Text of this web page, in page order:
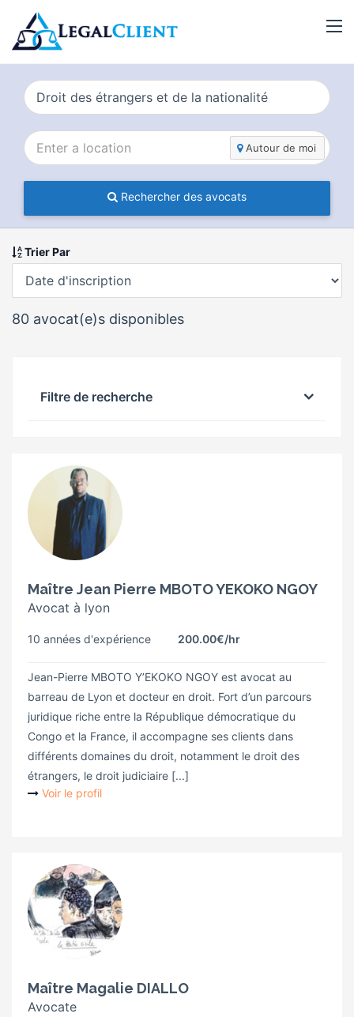
Autour de moi
Rechercher des avocats
Trier Par
80 avocat(e)s disponibles
Filtre de recherche
Maître Jean Pierre MBOTO YEKOKO NGOY
Avocat à lyon
10 années d'expérience 200.00€/hr
Jean-Pierre MBOTO Y’EKOKO NGOY est avocat au
barreau de Lyon et docteur en droit. Fort d’un parcours
juridique riche entre la République démocratique du
Congo et la France, il accompagne ses clients dans
différents domaines du droit, notamment le droit des
étrangers, le droit judiciaire [...]
Voir le profil
Maître Magalie DIALLO
Avocate